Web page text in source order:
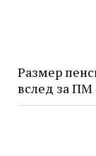
Размер
вслед за